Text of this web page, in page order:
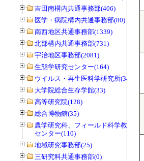
吉田南構内共通事務部(406)
医学・病院構内共通事務部(80)
南西地区共通事務部(1339)
北部構内共通事務部(731)
宇治地区事務部(2081)
生態学研究センター(164)
ウイルス・再生医科学研究所(34)
大学院総合生存学館(33)
高等研究院(128)
総合博物館(35)
農学研究科、フィールド科学教育研究
センター(110)
地域研究事務部(25)
三研究科共通事務部(0)